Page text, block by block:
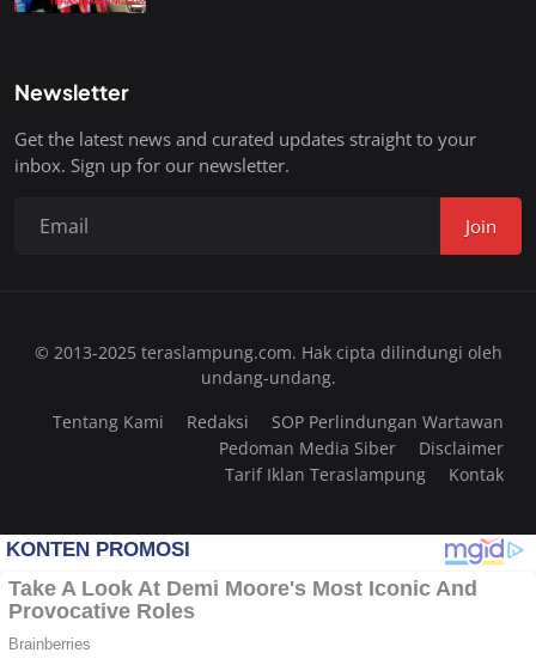
Newsletter
Get the latest news and curated updates straight to your
inbox. Sign up for our newsletter.
Join
© 2013-2025 teraslampung.com. Hak cipta dilindungi oleh
undang-undang.
Tentang Kami
Redaksi
SOP Perlindungan Wartawan
Pedoman Media Siber
Disclaimer
Tarif Iklan Teraslampung
Kontak